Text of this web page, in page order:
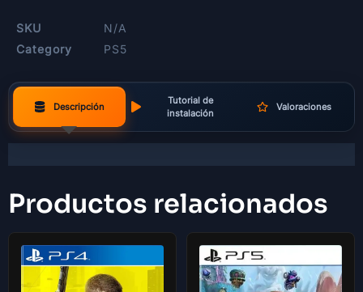
SKU
N/A
Category
PS5
Descripción
Tutorial de
instalación
Valoraciones
Productos relacionados